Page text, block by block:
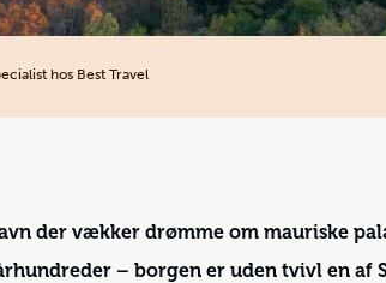
hos Best Travel
der vækker drømme om mauriske
– borgen er uden tvivl en af